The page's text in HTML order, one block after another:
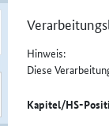
Hinweis:
Diese
Kapitel/HS-